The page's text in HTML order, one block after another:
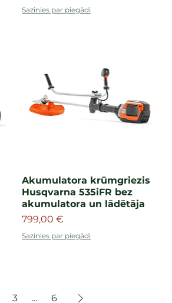
Sazinies par piegādi
Akumulatora krūmgriezis
Husqvarna 535iFR bez
akumulatora un lādētāja
Cena
799,00 €
Sazinies par piegādi
3 ... 6